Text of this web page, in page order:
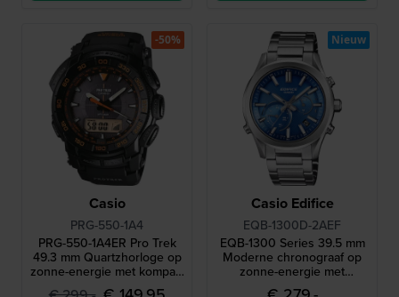
Casio
PRG-550-1A4
PRG-550-1A4ER Pro Trek
49.3 mm Quartzhorloge op
zonne-energie met kompas,
barometer, thermometer en
-50%
Casio Edifice
EQB-1300D-2AEF
EQB-1300 Series 39.5 mm
Moderne chronograaf op
zonne-energie met
smartphone koppeling
Nieuw